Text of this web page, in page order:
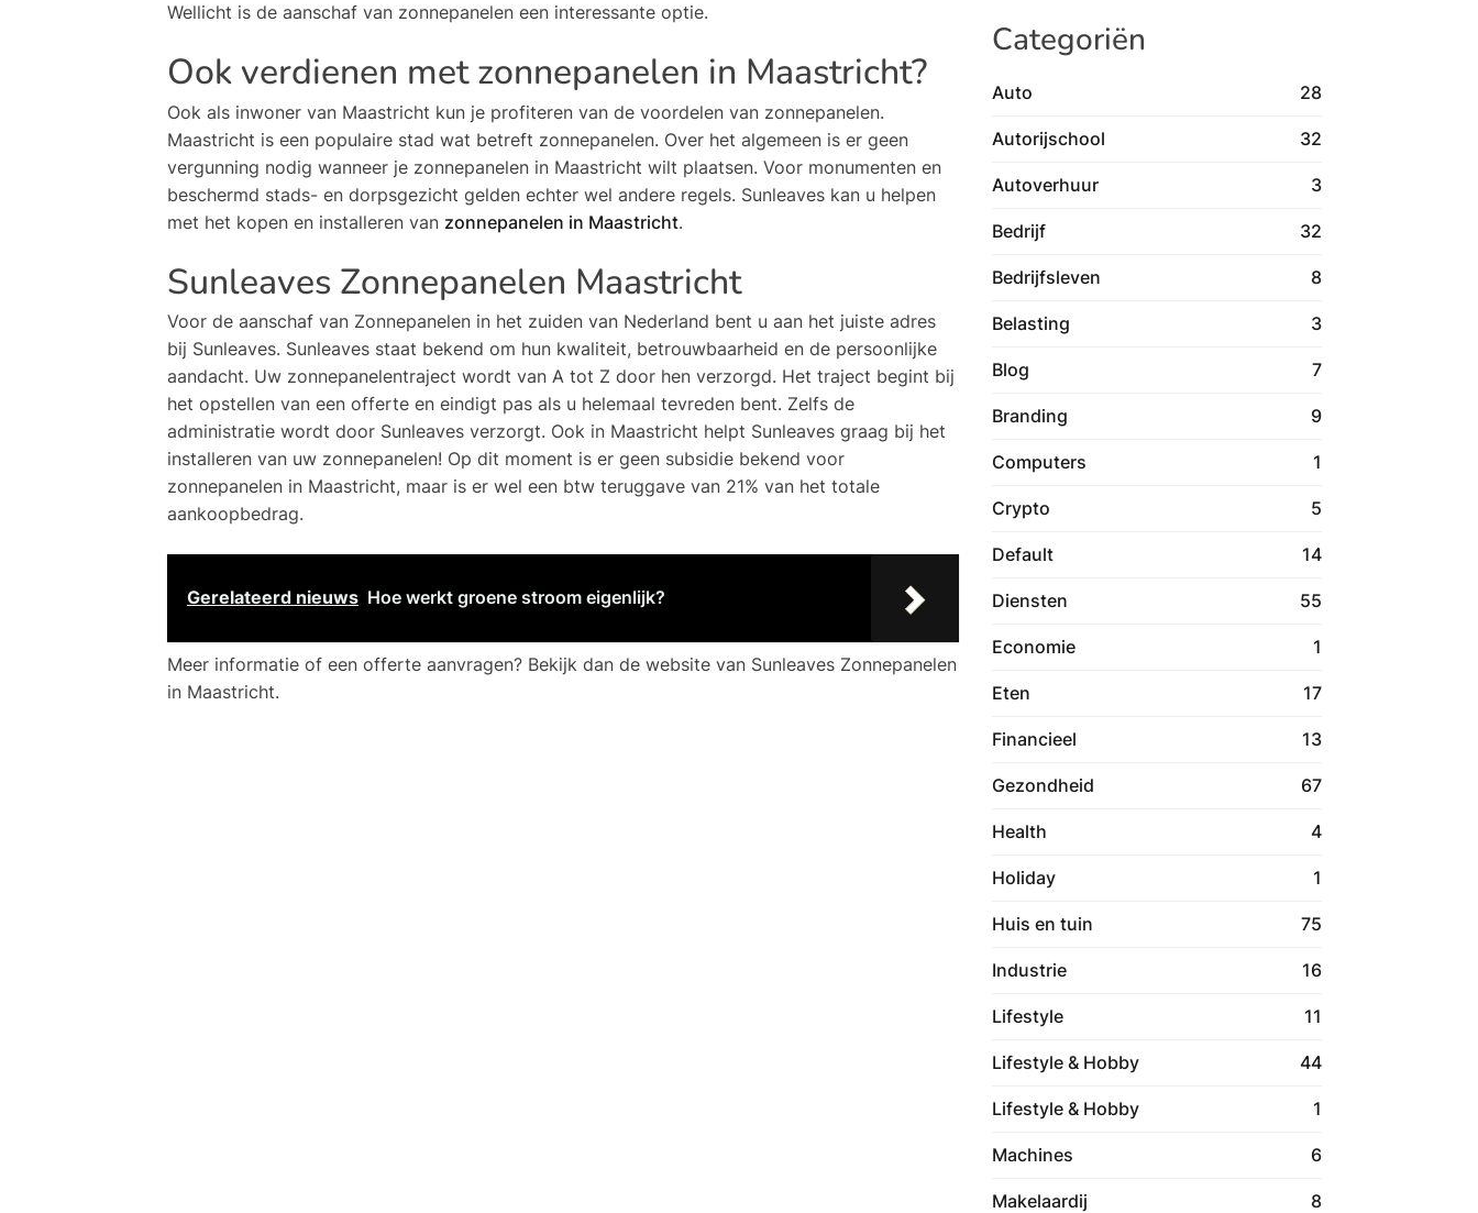
Wellicht is de aanschaf van zonnepanelen een interessante optie.
Ook verdienen met zonnepanelen in Maastricht?
Ook als inwoner van Maastricht kun je profiteren van de voordelen van zonnepanelen.
Maastricht is een populaire stad wat betreft zonnepanelen. Over het algemeen is er geen
vergunning nodig wanneer je zonnepanelen in Maastricht wilt plaatsen. Voor monumenten en
beschermd stads- en dorpsgezicht gelden echter wel andere regels. Sunleaves kan u helpen
met het kopen en installeren van zonnepanelen in Maastricht.
Sunleaves Zonnepanelen Maastricht
Voor de aanschaf van Zonnepanelen in het zuiden van Nederland bent u aan het juiste adres
bij Sunleaves. Sunleaves staat bekend om hun kwaliteit, betrouwbaarheid en de persoonlijke
aandacht. Uw zonnepanelentraject wordt van A tot Z door hen verzorgd. Het traject begint bij
het opstellen van een offerte en eindigt pas als u helemaal tevreden bent. Zelfs de
administratie wordt door Sunleaves verzorgt. Ook in Maastricht helpt Sunleaves graag bij het
installeren van uw zonnepanelen! Op dit moment is er geen subsidie bekend voor
zonnepanelen in Maastricht, maar is er wel een btw teruggave van 21% van het totale
aankoopbedrag.
Gerelateerd nieuws Hoe werkt groene stroom eigenlijk?
Meer informatie of een offerte aanvragen? Bekijk dan de website van Sunleaves Zonnepanelen
in Maastricht.
Categoriën
Auto 28
Autorijschool 32
Autoverhuur 3
Bedrijf 32
Bedrijfsleven 8
Belasting 3
Blog 7
Branding 9
Computers 1
Crypto 5
Default 14
Diensten 55
Economie 1
Eten 17
Financieel 13
Gezondheid 67
Health 4
Holiday 1
Huis en tuin 75
Industrie 16
Lifestyle 11
Lifestyle & Hobby 44
Lifestyle & Hobby 1
Machines 6
Makelaardij 8